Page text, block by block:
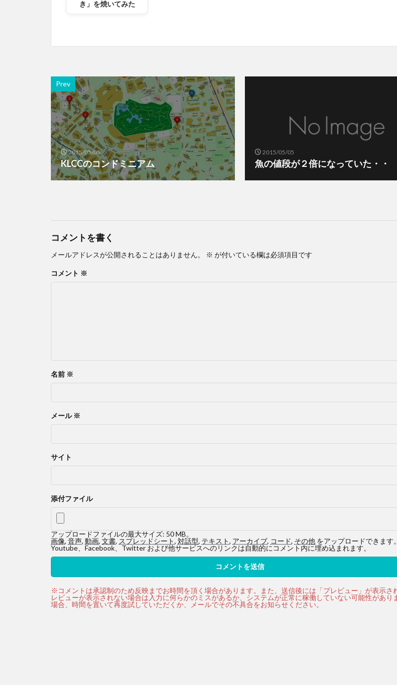
き」を焼いてみた
Prev
2015/05/05
KLCCのコンドミニアム
2015/05/05
魚の値段が２倍になっていた・・
コメントを書く
メールアドレスが公開されることはありません。 ※ が付いている欄は必須項目です
コメント ※
名前 ※
メール ※
サイト
添付ファイル
アップロードファイルの最大サイズ: 50 MB。
画像, 音声, 動画, 文書, スプレッドシート, 対話型, テキスト, アーカイブ, コード, その他 をアップロードできます。
Youtube、Facebook、Twitter および他サービスへのリンクは自動的にコメント内に埋め込まれます。